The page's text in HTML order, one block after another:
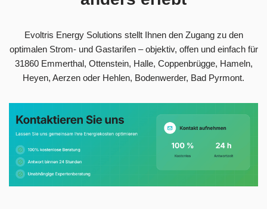
Evoltris Energy Solutions stellt Ihnen den Zugang zu den
optimalen Strom- und Gastarifen – objektiv, offen und einfach für
31860 Emmerthal, Ottenstein, Halle, Coppenbrügge, Hameln,
Heyen, Aerzen oder Hehlen, Bodenwerder, Bad Pyrmont.